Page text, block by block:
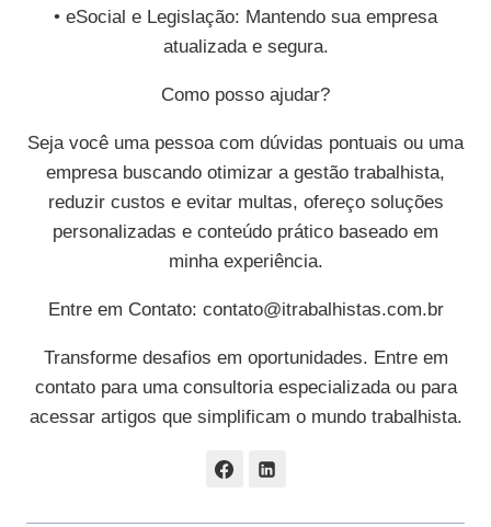
• eSocial e Legislação: Mantendo sua empresa
atualizada e segura.
Como posso ajudar?
Seja você uma pessoa com dúvidas pontuais ou uma
empresa buscando otimizar a gestão trabalhista,
reduzir custos e evitar multas, ofereço soluções
personalizadas e conteúdo prático baseado em
minha experiência.
Entre em Contato: contato@itrabalhistas.com.br
Transforme desafios em oportunidades. Entre em
contato para uma consultoria especializada ou para
acessar artigos que simplificam o mundo trabalhista.